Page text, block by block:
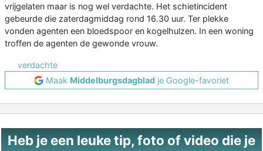
vrijgelaten maar is nog wel verdachte. Het schietincident
gebeurde die zaterdagmiddag rond 16.30 uur. Ter plekke
vonden agenten een bloedspoor en kogelhulzen. In een woning
troffen de agenten de gewonde vrouw.
verdachte
Maak Middelburgsdagblad je Google-favoriet
Heb je een leuke tip, foto of video die je